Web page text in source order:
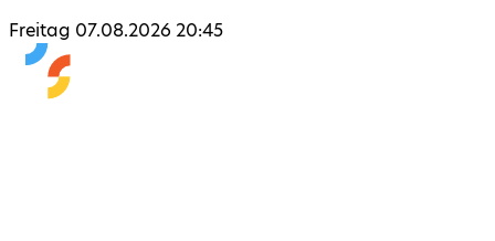
Freitag 07.08.2026 20:45